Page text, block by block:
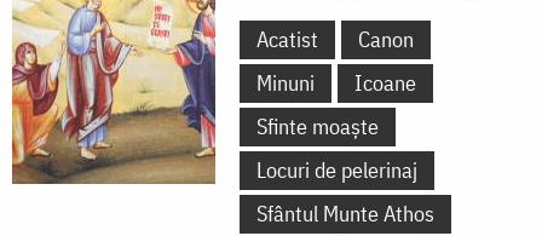
Acatist
Canon
Minuni
Icoane
Sfinte moaște
Locuri de pelerinaj
Sfântul Munte Athos